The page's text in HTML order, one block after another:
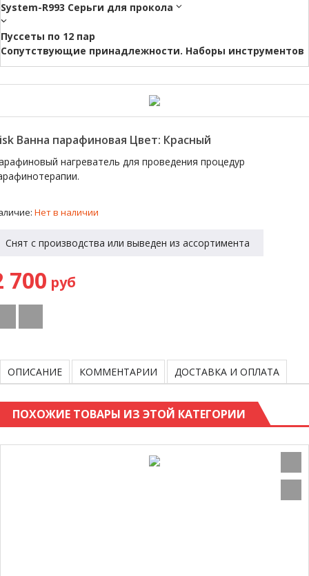
System-R993 Серьги для прокола
Пуссеты по 12 пар
Cопутствующие принадлежности. Наборы инструментов
Ванна парафиновая Цвет: Красный
нагреватель для проведения процедур
Нет в наличии
Снят с производства или выведен из ассортимента
700 руб
ОПИСАНИЕ КОММЕНТАРИИ ДОСТАВКА И ОПЛАТА
ПОХОЖИЕ ТОВАРЫ ИЗ ЭТОЙ КАТЕГОРИИ